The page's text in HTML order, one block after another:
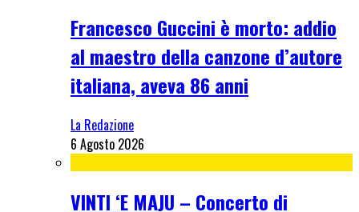
Francesco Guccini è morto: addio
al maestro della canzone d’autore
italiana, aveva 86 anni
La Redazione
6 Agosto 2026
VINTI ‘E MAJU – Concerto di